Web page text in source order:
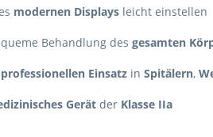
modernen Displays leicht einstellen
Behandlung des gesamten
professionellen Einsatz in Spitälern,
Gerät der Klasse IIa